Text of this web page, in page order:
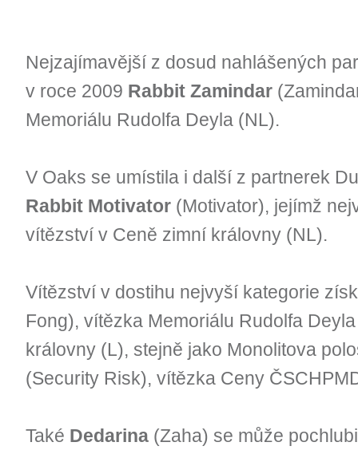
Nejzajímavější z dosud nahlášených
v roce 2009 Rabbit Zamindar
Memoriálu Rudolfa Deyla (NL).
V Oaks se umístila i další z partnerek
Rabbit Motivator (Motivator), jejímž
vítězství v Ceně zimní královny (NL).
Vítězství v dostihu nejvyší kategorie
Fong), vítězka Memoriálu Rudolfa
královny (L), stejně jako Monolitova
(Security Risk), vítězka Ceny
Také Dedarina (Zaha) se může